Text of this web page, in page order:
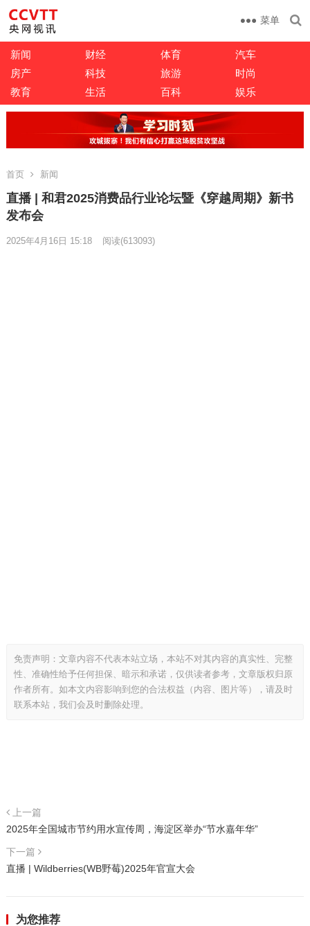
菜单
新闻 财经 体育
汽车
房产
科技 旅游
时尚
教育
生活 百科 娱乐
首页 新闻
直播 | 和君2025消费品行业论坛暨《穿越周期》新书
发布会
2025年4月16日 15:18 阅读(613093)
免责声明：文章内容不代表本站立场，本站不对其内容的真实性、完整
性、准确性给予任何担保、暗示和承诺，仅供读者参考，文章版权归原
作者所有。如本文内容影响到您的合法权益（内容、图片等），请及时
联系本站，我们会及时删除处理。
上一篇
2025年全国城市节约用水宣传周，海淀区举办“节水嘉年华”
下一篇
直播 | Wildberries(WB野莓)2025年官宣大会
为您推荐